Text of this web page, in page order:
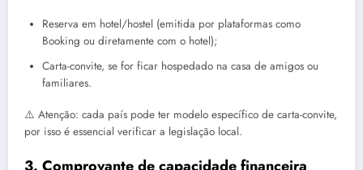
Reserva em hotel/hostel (emitida por plataformas como
Booking ou diretamente com o hotel);
Carta-convite, se for ficar hospedado na casa de amigos ou
familiares.
⚠️ Atenção: cada país pode ter modelo específico de carta-convite,
por isso é essencial verificar a legislação local.